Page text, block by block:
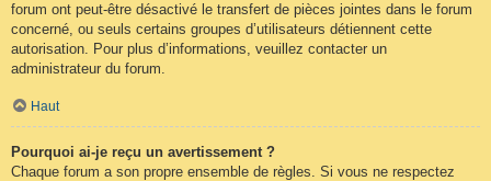
forum ont peut-être désactivé le transfert de pièces jointes dans le forum
concerné, ou seuls certains groupes d’utilisateurs détiennent cette
autorisation. Pour plus d’informations, veuillez contacter un
administrateur du forum.
Haut
Pourquoi ai-je reçu un avertissement ?
Chaque forum a son propre ensemble de règles. Si vous ne respectez